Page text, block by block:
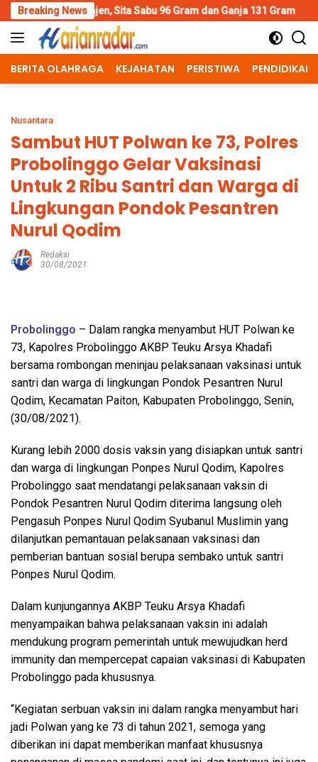
Skip
to
content
Breaking News
Sita Sabu 96 Gram dan Ganja 131 Gram Wujud Polisi
BERITA OLAHRAGA KEJAHATAN PERISTIWA PENDIDIKAN
Nusantara
Sambut HUT Polwan ke 73, Polres
Probolinggo Gelar Vaksinasi
Untuk 2 Ribu Santri dan Warga di
Lingkungan Pondok Pesantren
Nurul Qodim
Redaksi
30/08/2021
Probolinggo – Dalam rangka menyambut HUT Polwan ke
73, Kapolres Probolinggo AKBP Teuku Arsya Khadafi
bersama rombongan meninjau pelaksanaan vaksinasi untuk
santri dan warga di lingkungan Pondok Pesantren Nurul
Qodim, Kecamatan Paiton, Kabupaten Probolinggo, Senin,
(30/08/2021).
Kurang lebih 2000 dosis vaksin yang disiapkan untuk santri
dan warga di lingkungan Ponpes Nurul Qodim, Kapolres
Probolinggo saat mendatangi pelaksanaan vaksin di
Pondok Pesantren Nurul Qodim diterima langsung oleh
Pengasuh Ponpes Nurul Qodim Syubanul Muslimin yang
dilanjutkan pemantauan pelaksanaan vaksinasi dan
pemberian bantuan sosial berupa sembako untuk santri
Ponpes Nurul Qodim.
Dalam kunjungannya AKBP Teuku Arsya Khadafi
menyampaikan bahwa pelaksanaan vaksin ini adalah
mendukung program pemerintah untuk mewujudkan herd
immunity dan mempercepat capaian vaksinasi di Kabupaten
Probolinggo pada khususnya.
“Kegiatan serbuan vaksin ini dalam rangka menyambut hari
jadi Polwan yang ke 73 di tahun 2021, semoga yang
diberikan ini dapat memberikan manfaat khususnya